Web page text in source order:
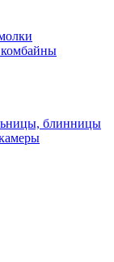
блинницы